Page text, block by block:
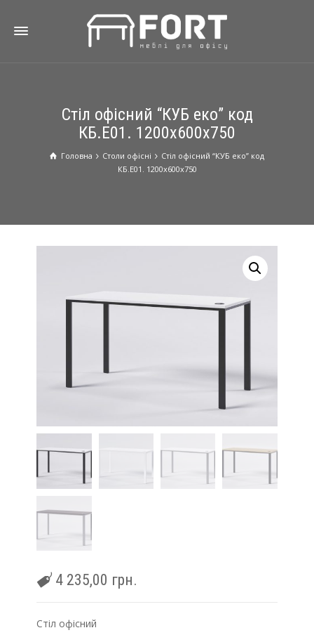
Стіл офісний “КУБ еко” код
КБ.Е01. 1200х600х750
Головна Столи oфісні
Стіл офісний “КУБ еко” код
КБ.Е01. 1200х600х750
4 235,00 грн.
Cтіл офісний